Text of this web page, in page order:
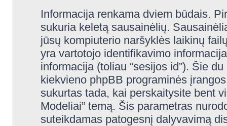
Informacija renkama dviem būdais.
sukuria keletą sausainėlių.
jūsų kompiuterio naršyklės laikinų
yra vartotojo identifikavimo
informacija (toliau “sesijos id”). Šie
kiekvieno phpBB programinės
sukurtas tada, kai perskaitysite bent
Modeliai” temą. Šis parametras
suteikdamas patogesnį dalyvavimą